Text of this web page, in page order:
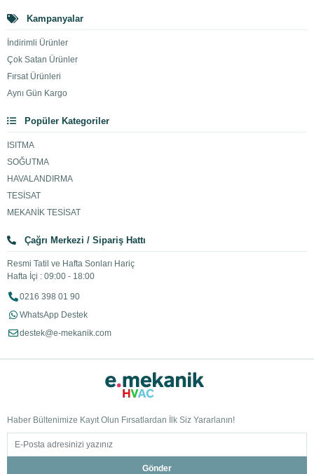
Kampanyalar
İndirimli Ürünler
Çok Satan Ürünler
Fırsat Ürünleri
Aynı Gün Kargo
Popüler Kategoriler
ISITMA
SOĞUTMA
HAVALANDIRMA
TESİSAT
MEKANİK TESİSAT
Çağrı Merkezi / Sipariş Hattı
Resmi Tatil ve Hafta Sonları Hariç
Hafta İçi : 09:00 - 18:00
0216 398 01 90
WhatsApp Destek
destek@e-mekanik.com
Haber Bültenimize Kayıt Olun Fırsatlardan İlk Siz Yararlanın!
Gönder